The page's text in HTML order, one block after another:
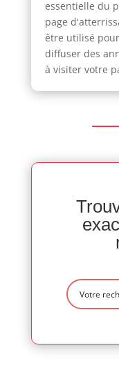
essentielle du
page
être utilisé
diffuser des
à visiter votre